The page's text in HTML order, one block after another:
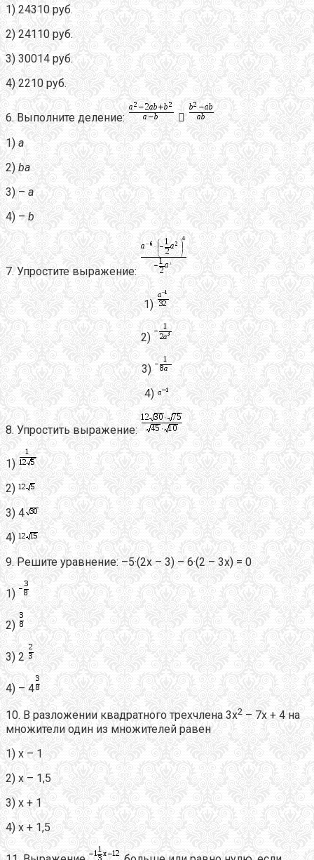
1) 24310 руб.
2) 24110 руб.
3) 30014 руб.
4) 2210 руб.
6. Выполните деление:

1) a
2) ba
3) – a
4) – b
7. Упростите выражение:
1)
2)
3)
4)
8. Упростить выражение:
1)
2)
3) 4
4)
9. Решите уравнение: –5·(2х – 3) – 6·(2 – 3х) = 0
1)
2)
3) 2
4) – 4
10. В разложении квадратного трехчлена 3х2 – 7х + 4 на
множители один из множителей равен
1) х – 1
2) х – 1,5
3) х + 1
4) х + 1,5